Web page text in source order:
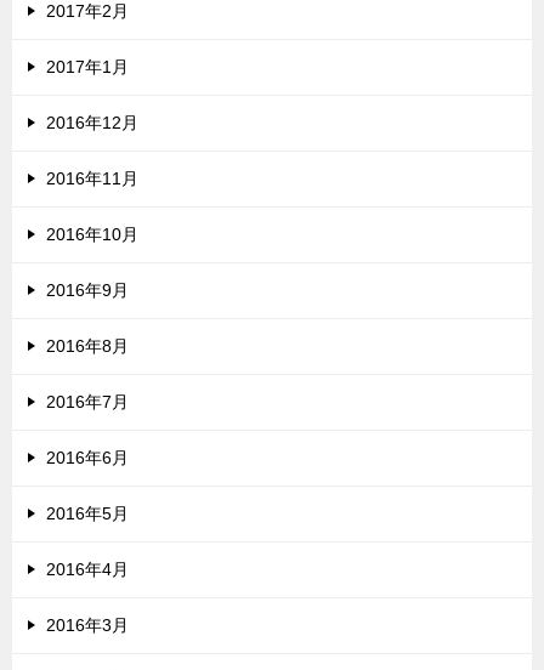
2017年2月
2017年1月
2016年12月
2016年11月
2016年10月
2016年9月
2016年8月
2016年7月
2016年6月
2016年5月
2016年4月
2016年3月